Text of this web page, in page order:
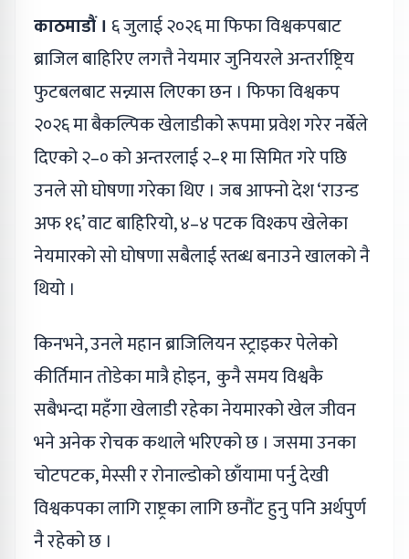
काठमाडौं । ६ जुलाई २०२६ मा फिफा विश्वकपबाट
ब्राजिल बाहिरिए लगत्तै नेयमार जुनियरले अन्तर्राष्ट्रिय
फुटबलबाट सन्न्यास लिएका छन । फिफा विश्वकप
२०२६ मा बैकल्पिक खेलाडीको रूपमा प्रवेश गरेर नर्बेले
दिएको २–० को अन्तरलाई २–१ मा सिमित गरे पछि
उनले सो घोषणा गरेका थिए । जब आफ्नो देश ‘राउन्ड
अफ १६’ वाट बाहिरियो, ४–४ पटक विश्कप खेलेका
नेयमारको सो घोषणा सबैलाई स्तब्ध बनाउने खालको नै
थियो ।
किनभने, उनले महान ब्राजिलियन स्ट्राइकर पेलेको
कीर्तिमान तोडेका मात्रै होइन, कुनै समय विश्वकै
सबैभन्दा महँगा खेलाडी रहेका नेयमारको खेल जीवन
भने अनेक रोचक कथाले भरिएको छ । जसमा उनका
चोटपटक, मेस्सी र रोनाल्डोको छाँयामा पर्नु देखी
विश्वकपका लागि राष्ट्रका लागि छनौंट हुनु पनि अर्थपुर्ण
नै रहेको छ ।